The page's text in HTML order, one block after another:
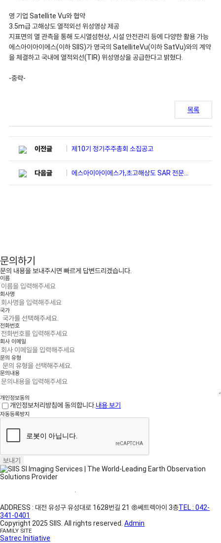
영 기업 Satellite Vu와 협약
3.5m급 고해상도 열적외선 위성영상 제공
지표면의 열 관측을 통해 도시열섬현상, 시설 안전관리 등에 다양한 활용 가능
에스아이아이에스(이하 SIIS)가 영국의 SatelliteVu(이하 SatVu)와의 계약
을 체결하고 국내에 열적외선(TIR) 위성영상을 공급한다고 밝혔다.
-중략-
목록
이전글 제10기 정기주주총회 소집공고
에스아이아이에스가,초고해상도 SAR 전문기업 Umbra 영상 공급
다음글
문의하기
문의 내용을 보내주시면 빠르게 답변드리겠습니다.
이름
회사명
국가
전화번호
회사 이메일
문의 유형
문의내용
개인정보동의
개인정보처리방침에 동의합니다. 내용 보기
자동등록방지
보내기
·
ADDRESS : 대전 유성구 유성대로 1628번길 21 ㈜쎄트렉아이 3층TEL : 042-
341-0401
Copyright 2025 SIIS. All rights reserved. Admin
FAMILY SITE
Satrec Initiative